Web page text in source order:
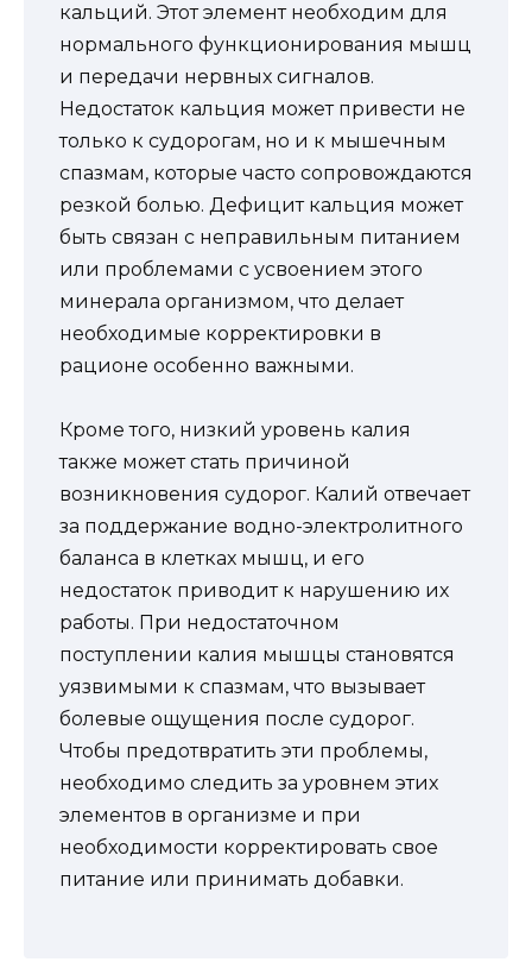
кальций. Этот элемент необходим для
нормального функционирования мышц
и передачи нервных сигналов.
Недостаток кальция может привести не
только к судорогам, но и к мышечным
спазмам, которые часто сопровождаются
резкой болью. Дефицит кальция может
быть связан с неправильным питанием
или проблемами с усвоением этого
минерала организмом, что делает
необходимые корректировки в
рационе особенно важными.
Кроме того, низкий уровень калия
также может стать причиной
возникновения судорог. Калий отвечает
за поддержание водно-электролитного
баланса в клетках мышц, и его
недостаток приводит к нарушению их
работы. При недостаточном
поступлении калия мышцы становятся
уязвимыми к спазмам, что вызывает
болевые ощущения после судорог.
Чтобы предотвратить эти проблемы,
необходимо следить за уровнем этих
элементов в организме и при
необходимости корректировать свое
питание или принимать добавки.